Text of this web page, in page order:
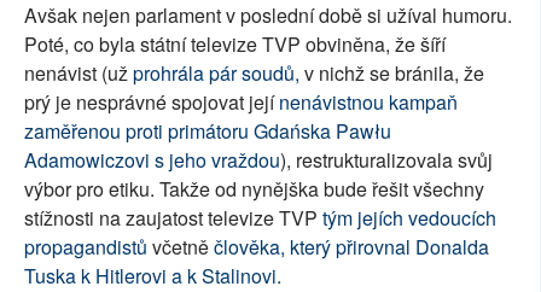
Avšak nejen parlament v poslední době si užíval humoru.
Poté, co byla státní televize TVP obviněna, že šíří
nenávist (užprohrála pár soudů, v nichž se bránila, že
prý je nesprávné spojovat jejínenávistnou kampaň
zaměřenou proti primátoru Gdańska Pawłu
Adamowiczovi s jeho vraždou), restrukturalizovala svůj
výbor pro etiku. Takže od nynějška bude řešit všechny
stížnosti na zaujatost televize TVP tým jejích vedoucích
propagandistů včetněčlověka, který přirovnal Donalda
Tuska k Hitlerovi a k Stalinovi.